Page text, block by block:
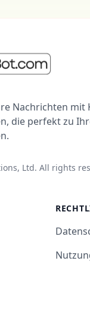
Nachrichten mit
die perfekt zu
Ltd. All rights